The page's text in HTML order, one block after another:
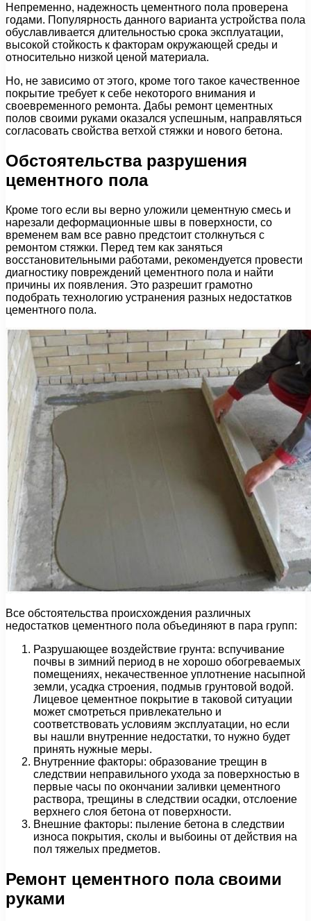
Непременно, надежность цементного пола проверена
годами. Популярность данного варианта устройства пола
обуславливается длительностью срока эксплуатации,
высокой стойкость к факторам окружающей среды и
относительно низкой ценой материала.
Но, не зависимо от этого, кроме того такое качественное
покрытие требует к себе некоторого внимания и
своевременного ремонта. Дабы ремонт цементных
полов своими руками оказался успешным, направляться
согласовать свойства ветхой стяжки и нового бетона.
Обстоятельства разрушения
цементного пола
Кроме того если вы верно уложили цементную смесь и
нарезали деформационные швы в поверхности, со
временем вам все равно предстоит столкнуться с
ремонтом стяжки. Перед тем как заняться
восстановительными работами, рекомендуется провести
диагностику повреждений цементного пола и найти
причины их появления. Это разрешит грамотно
подобрать технологию устранения разных недостатков
цементного пола.
Все обстоятельства происхождения различных
недостатков цементного пола объединяют в пара групп:
Разрушающее воздействие грунта: вспучивание
почвы в зимний период в не хорошо обогреваемых
помещениях, некачественное уплотнение насыпной
земли, усадка строения, подмыв грунтовой водой.
Лицевое цементное покрытие в таковой ситуации
может смотреться привлекательно и
соответствовать условиям эксплуатации, но если
вы нашли внутренние недостатки, то нужно будет
принять нужные меры.
Внутренние факторы: образование трещин в
следствии неправильного ухода за поверхностью в
первые часы по окончании заливки цементного
раствора, трещины в следствии осадки, отслоение
верхнего слоя бетона от поверхности.
Внешние факторы: пыление бетона в следствии
износа покрытия, сколы и выбоины от действия на
пол тяжелых предметов.
Ремонт цементного пола своими
руками